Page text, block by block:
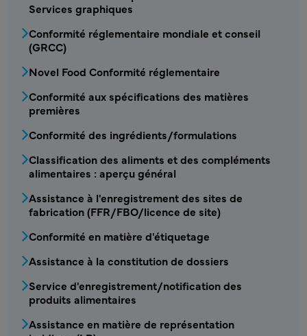
Services graphiques
Conformité réglementaire mondiale et conseil
(GRCC)
Novel Food Conformité réglementaire
Conformité aux spécifications des matières
premières
Conformité des ingrédients/formulations
Classification des aliments et des compléments
alimentaires : aperçu général
Assistance à l'enregistrement des sites de
fabrication (FFR/FBO/licence de site)
Conformité en matière d'étiquetage
Assistance à la constitution de dossiers
Service d'enregistrement/notification des
produits alimentaires
Assistance en matière de représentation